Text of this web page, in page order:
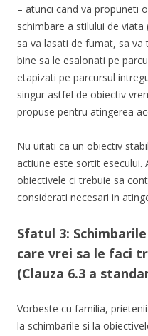
– atunci cand va propuneti
schimbare a stilului de
sa va lasati de fumat, sa
bine sa le esalonati pe
etapizati pe parcursul
singur astfel de obiectiv
propuse pentru atingerea
Nu uitati ca un obiectiv
actiune este sortit esecului.
obiectivele ci trebuie sa
considerati necesari in
Sfatul 3:
care vrei sa le faci
(Clauza 6.3 a
Vorbeste cu familia,
la schimbarile si la